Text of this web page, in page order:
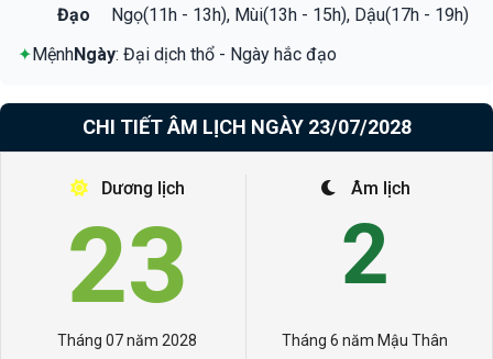
Đạo
Ngọ(11h - 13h), Mùi(13h - 15h), Dậu(17h - 19h)
✦MệnhNgày: Đại dịch thổ - Ngày hắc đạo
CHI TIẾT ÂM LỊCH NGÀY 23/07/2028
Dương lịch
23
Tháng 07 năm 2028
Âm lịch
2
Tháng 6 năm Mậu Thân